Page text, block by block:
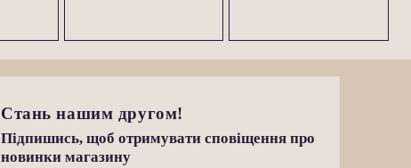
Стань нашим другом!
Підпишись, щоб отримувати сповіщення про
новинки магазину